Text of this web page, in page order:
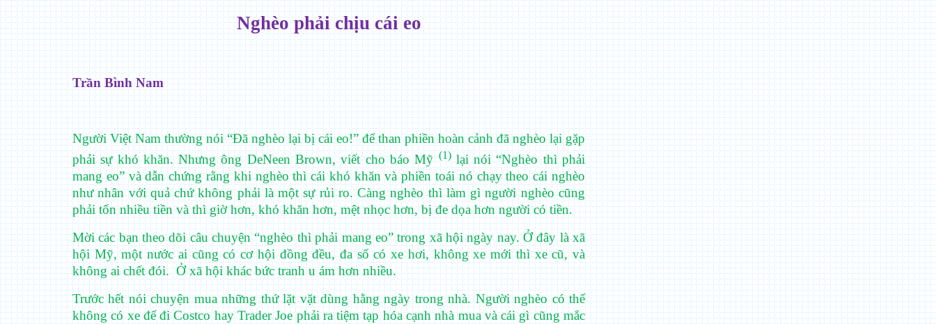
Nghèo phải chịu cái eo
Trần Bình Nam
Người Việt Nam thường nói “Đã nghèo lại bị cái eo!” để than phiền hoàn cảnh đã nghèo lại gặp
phải sự khó khăn. Nhưng ông DeNeen Brown, viết cho báo Mỹ(1)lại nói “Nghèo thì phải
mang eo” và dẫn chứng rằng khi nghèo thì cái khó khăn và phiền toái nó chạy theo cái nghèo
như nhân với quả chứ không phải là một sự rủi ro. Càng nghèo thì làm gì người nghèo cũng
phải tốn nhiều tiền và thì giờ hơn, khó khăn hơn, mệt nhọc hơn, bị đe dọa hơn người có tiền.
Mời các bạn theo dõi câu chuyện “nghèo thì phải mang eo” trong xã hội ngày nay. Ở đây là xã
hội Mỹ, một nước ai cũng có cơ hội đồng đều, đa số có xe hơi, không xe mới thì xe cũ, và
không ai chết đói. Ở xã hội khác bức tranh u ám hơn nhiều.
Trước hết nói chuyện mua những thứ lặt vặt dùng hằng ngày trong nhà. Người nghèo có thể
không có xe để đi Costco hay Trader Joe phải ra tiệm tạp hóa cạnh nhà mua và cái gì cũng mắc